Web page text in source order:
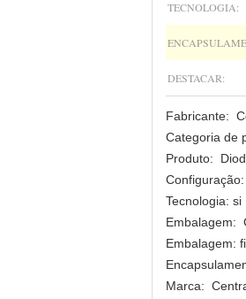
TECNOLOGIA:
DESTACAR:
Fabricante:
Categoria de
Produto:
Configuração:
Tecnologia: si
Embalagem:
Embalagem:
Marca: